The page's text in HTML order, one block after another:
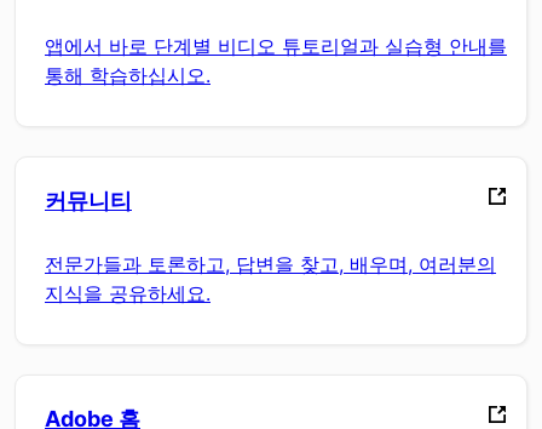
앱에서 바로 단계별 비디오 튜토리얼과 실습형 안내를
통해 학습하십시오.
커뮤니티
전문가들과 토론하고, 답변을 찾고, 배우며, 여러분의
지식을 공유하세요.
Adobe 홈